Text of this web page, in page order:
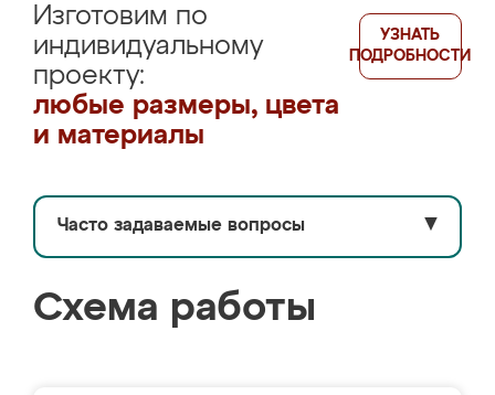
Изготовим по
индивидуальному
проекту:
любые размеры, цвета
и материалы
УЗНАТЬ
ПОДРОБНОСТИ
Часто задаваемые вопросы ▼
Схема работы